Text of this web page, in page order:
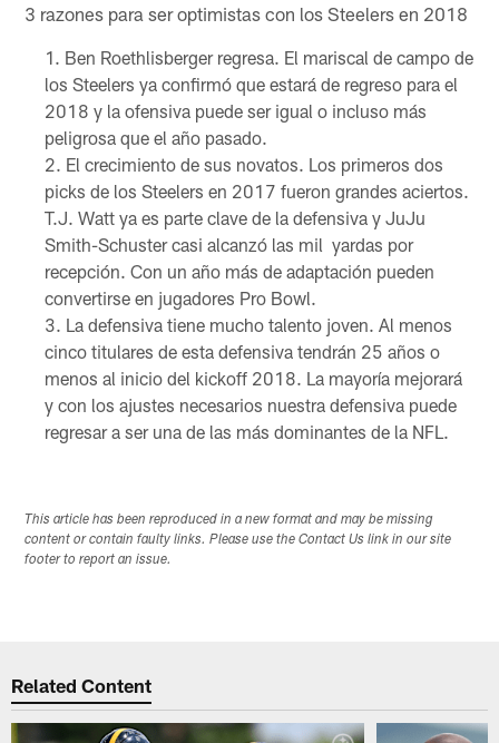
3 razones para ser optimistas con los Steelers en 2018
Ben Roethlisberger regresa. El mariscal de campo de
los Steelers ya confirmó que estará de regreso para el
2018 y la ofensiva puede ser igual o incluso más
peligrosa que el año pasado.
El crecimiento de sus novatos. Los primeros dos
picks de los Steelers en 2017 fueron grandes aciertos.
T.J. Watt ya es parte clave de la defensiva y JuJu
Smith-Schuster casi alcanzó las mil yardas por
recepción. Con un año más de adaptación pueden
convertirse en jugadores Pro Bowl.
La defensiva tiene mucho talento joven. Al menos
cinco titulares de esta defensiva tendrán 25 años o
menos al inicio del kickoff 2018. La mayoría mejorará
y con los ajustes necesarios nuestra defensiva puede
regresar a ser una de las más dominantes de la NFL.
This article has been reproduced in a new format and may be missing
content or contain faulty links. Please use the Contact Us link in our site
footer to report an issue.
Related Content